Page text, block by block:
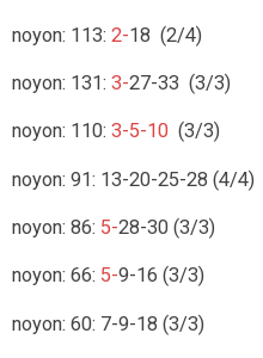
noyon: 113: 2-18 (2/4)
noyon: 131: 3-27-33 (3/3)
noyon: 110: 3-5-10 (3/3)
noyon: 91: 13-20-25-28 (4/4)
noyon: 86: 5-28-30 (3/3)
noyon: 66: 5-9-16 (3/3)
noyon: 60: 7-9-18 (3/3)